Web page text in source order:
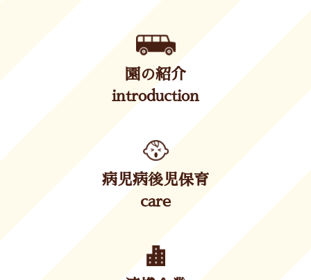
園の紹介
introduction
病児病後児保育
care